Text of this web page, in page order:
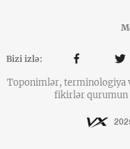
Bizi izlə:
Toponimlər, terminologiya
fikirlər qurumun